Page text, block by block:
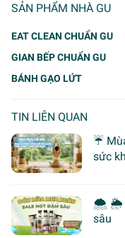
SẢN PHẨM NHÀ GU
EAT CLEAN CHUẨN GU
GIAN BẾP CHUẨN GU
BÁNH GẠO LỨT
TIN LIÊN QUAN
☔
sức
🌨 🌦
sâu